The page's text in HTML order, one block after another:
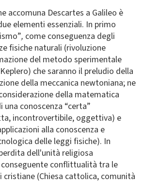
accomuna Descartes a Galileo è
elementi essenziali. In primo
, come conseguenza degli
fisiche naturali (rivoluzione
del metodo sperimentale
che saranno il preludio della
della meccanica newtoniana; ne
della matematica
conoscenza “certa”
incontrovertibile, oggettiva) e
alla conoscenza e
delle leggi fisiche). In
dell'unità religiosa
conflittualità tra le
cristiane (Chiesa cattolica, comunità